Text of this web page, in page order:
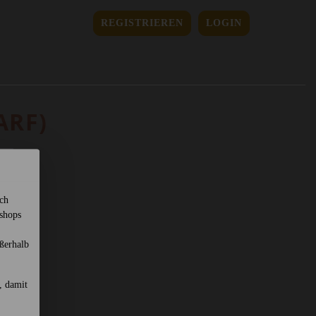
REGISTRIEREN LOGIN
damit